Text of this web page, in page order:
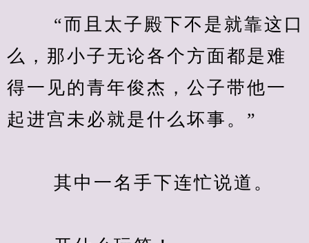
“而且太子殿下不是就靠这口
么，那小子无论各个方面都是难
得一见的青年俊杰，公子带他一
起进宫未必就是什么坏事。”
其中一名手下连忙说道。